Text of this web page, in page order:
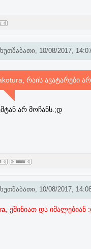
10/08/2017,
რაის ავატარები
არ მოჩანს.;დ
10/08/2017,
, ეშინიათ და იმალებიან